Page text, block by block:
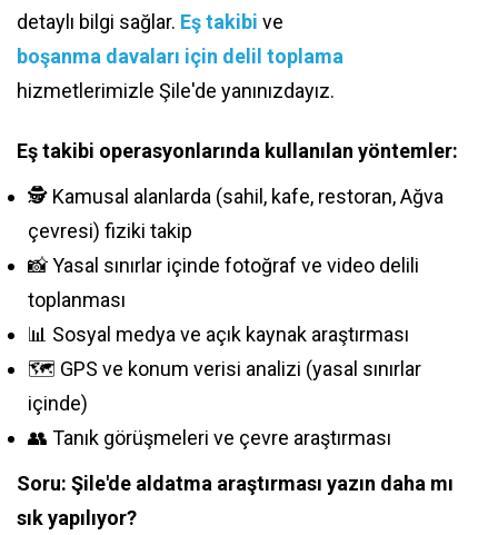
detaylı bilgi sağlar. Eş takibi ve
boşanma davaları için delil toplama
hizmetlerimizle Şile'de yanınızdayız.
Eş takibi operasyonlarında kullanılan yöntemler:
🕵️ Kamusal alanlarda (sahil, kafe, restoran, Ağva
çevresi) fiziki takip
📸 Yasal sınırlar içinde fotoğraf ve video delili
toplanması
📊 Sosyal medya ve açık kaynak araştırması
🗺️ GPS ve konum verisi analizi (yasal sınırlar
içinde)
👥 Tanık görüşmeleri ve çevre araştırması
Soru: Şile'de aldatma araştırması yazın daha mı
sık yapılıyor?